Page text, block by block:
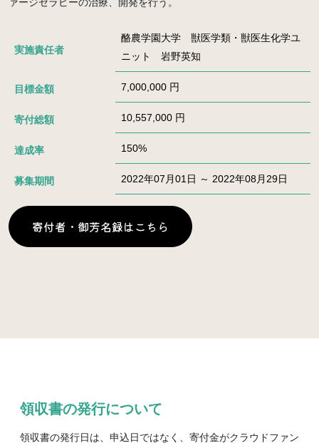
ァージセラピーの治療、開発を行う。
実施責任者
酪農学園大学 獣医学類・獣医生化学ユ
ニット 岩野英知
目標金額 7,000,000 円
寄付総額 10,557,000 円
達成率 150%
募集期間 2022年07月01日 ～ 2022年08月29日
寄付者・御芳名録はこちら
領収書の発行について
領収書の発行日は、申込日ではなく、寄付金がクラウドファン